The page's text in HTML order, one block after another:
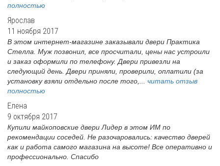
полностью
Ярослав
11 ноября 2017
В этом интернет-магазине заказывали двери Практика
Стелла. Муж позвонил, все просчитали, цены нас устроили
и заказ оформили по телефону. Двери привезли на
следующий день. Двери приняли, проверили, оплатили (за
установку взяли отдельно после того,... читать отзыв
полностью
Елена
9 октября 2017
Купили майкоповские двери Лидер в этом ИМ по
рекомендации соседей. Не разочаровались: качество дверей
как и работа самого магазина на высоте! Все оперативно и
профессионально. Спасибо